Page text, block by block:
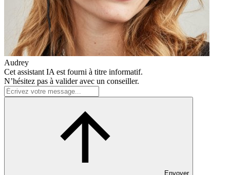
Audrey
Cet assistant IA est fourni à titre informatif.
N’hésitez pas à valider avec un conseiller.
Envoyer